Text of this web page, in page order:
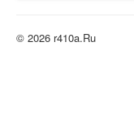
© 2026 r410a.Ru